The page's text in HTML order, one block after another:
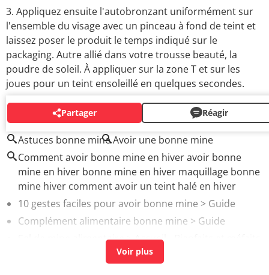
Appliquez ensuite l'autobronzant uniformément sur
l'ensemble du visage avec un pinceau à fond de teint et
laissez poser le produit le temps indiqué sur le
packaging. Autre allié dans votre trousse beauté, la
poudre de soleil. À appliquer sur la zone T et sur les
joues pour un teint ensoleillé en quelques secondes.
Partager Réagir
AUTOUR DU MÊME SUJET
Astuces bonne mineAvoir une bonne mine
Comment avoir bonne mine en hiver avoir bonne
mine en hiver bonne mine en hiver maquillage bonne
mine hiver comment avoir un teint halé en hiver
10 gestes faciles pour avoir bonne mine > Guide
Complément alimentaire bonne mine > Guide
Sel de mine alimentaire> Accueil - Bienfaits et méfaits